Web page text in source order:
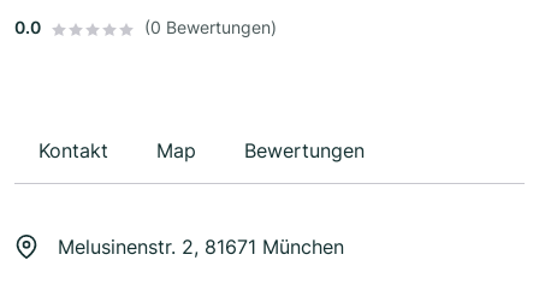
0.0 (0 Bewertungen)
Kontakt Map Bewertungen
Melusinenstr. 2, 81671 München